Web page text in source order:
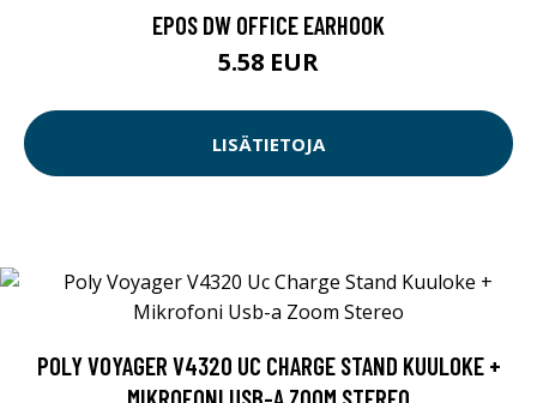
EPOS DW OFFICE EARHOOK
5.58 EUR
LISÄTIETOJA
POLY VOYAGER V4320 UC CHARGE STAND KUULOKE +